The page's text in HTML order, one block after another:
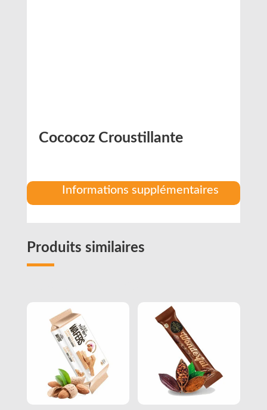
Cococoz Croustillante
Informations supplémentaires
Produits similaires